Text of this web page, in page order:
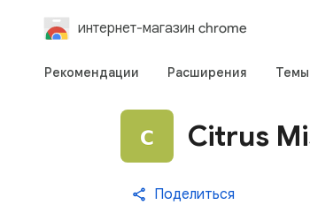
интернет-магазин chrome
Рекомендации Расширения Темы
Citrus
Поделиться